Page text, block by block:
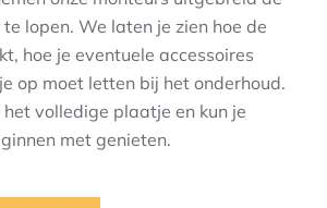
lopen. We laten je zien hoe de
hoe je eventuele accessoires
op moet letten bij het onderhoud.
volledige plaatje en kun je
met genieten.